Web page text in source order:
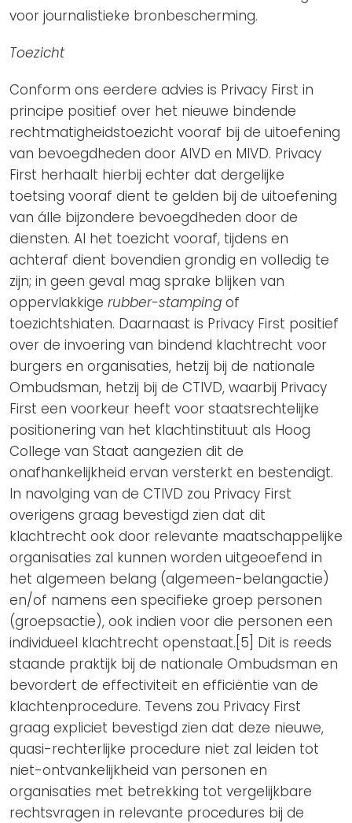
voor journalistieke bronbescherming.
Toezicht
Conform ons eerdere advies is Privacy First in
principe positief over het nieuwe bindende
rechtmatigheidstoezicht vooraf bij de uitoefening
van bevoegdheden door AIVD en MIVD. Privacy
First herhaalt hierbij echter dat dergelijke
toetsing vooraf dient te gelden bij de uitoefening
van álle bijzondere bevoegdheden door de
diensten. Al het toezicht vooraf, tijdens en
achteraf dient bovendien grondig en volledig te
zijn; in geen geval mag sprake blijken van
oppervlakkige rubber-stamping of
toezichtshiaten. Daarnaast is Privacy First positief
over de invoering van bindend klachtrecht voor
burgers en organisaties, hetzij bij de nationale
Ombudsman, hetzij bij de CTIVD, waarbij Privacy
First een voorkeur heeft voor staatsrechtelijke
positionering van het klachtinstituut als Hoog
College van Staat aangezien dit de
onafhankelijkheid ervan versterkt en bestendigt.
In navolging van de CTIVD zou Privacy First
overigens graag bevestigd zien dat dit
klachtrecht ook door relevante maatschappelijke
organisaties zal kunnen worden uitgeoefend in
het algemeen belang (algemeen-belangactie)
en/of namens een specifieke groep personen
(groepsactie), ook indien voor die personen een
individueel klachtrecht openstaat.[5] Dit is reeds
staande praktijk bij de nationale Ombudsman en
bevordert de effectiviteit en efficiëntie van de
klachtenprocedure. Tevens zou Privacy First
graag expliciet bevestigd zien dat deze nieuwe,
quasi-rechterlijke procedure niet zal leiden tot
niet-ontvankelijkheid van personen en
organisaties met betrekking tot vergelijkbare
rechtsvragen in relevante procedures bij de